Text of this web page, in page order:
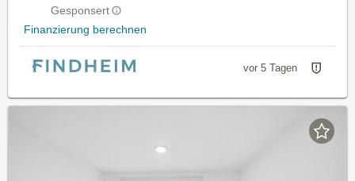
Gesponsert
Finanzierung berechnen
vor 5 Tagen